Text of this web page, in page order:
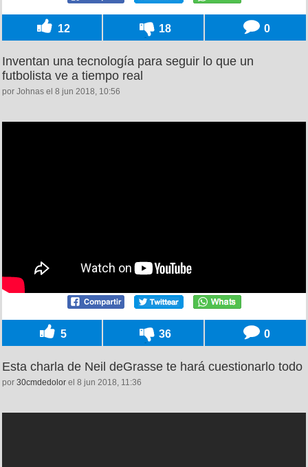
12 18 0
Inventan una tecnología para seguir lo que un
futbolista ve a tiempo real
por Johnas el 8 jun 2018, 10:56
5 36 0
Esta charla de Neil deGrasse te hará cuestionarlo todo
por 30cmdedolor el 8 jun 2018, 11:36